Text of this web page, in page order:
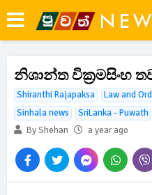
නිශාන්ත වික්‍රමසිංහ
Shiranthi Rajapaksa Law and
Sinhala news
SriLanka - Puwath
By Shehan
a year ago